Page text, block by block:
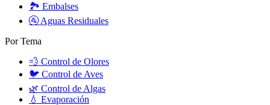
🏞️ Embalses
🚰 Aguas Residuales
Por Tema
💨 Control de Olores
🐦 Control de Aves
🌿 Control de Algas
💧 Evaporación